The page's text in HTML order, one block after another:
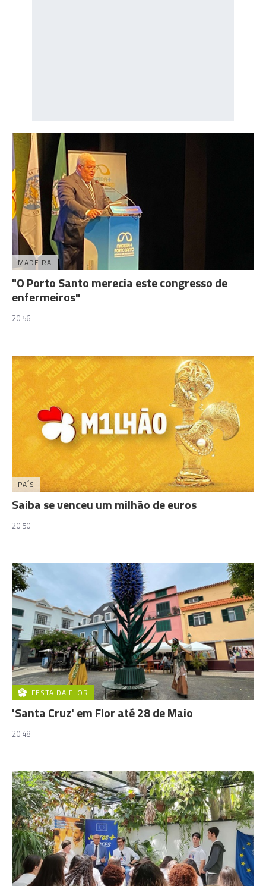
MADEIRA
"O Porto Santo merecia este congresso de
enfermeiros"
20:56
PAÍS
Saiba se venceu um milhão de euros
20:50
FESTA DA FLOR
'Santa Cruz' em Flor até 28 de Maio
20:48